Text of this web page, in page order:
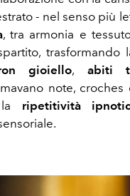
- nel senso più
, tra armonia e
gioiello, abiti
note,
ripetitività